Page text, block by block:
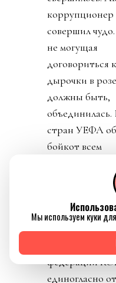
коррупционер
совершил
не могущая
договориться
дырочки в
должны быть,
объединилась.
стран УЕФА
бойкот всем
(см. «Посыл в
путешествие к
огуречной
Чуть позже 41
федераций
единогласно
Мы используем куки